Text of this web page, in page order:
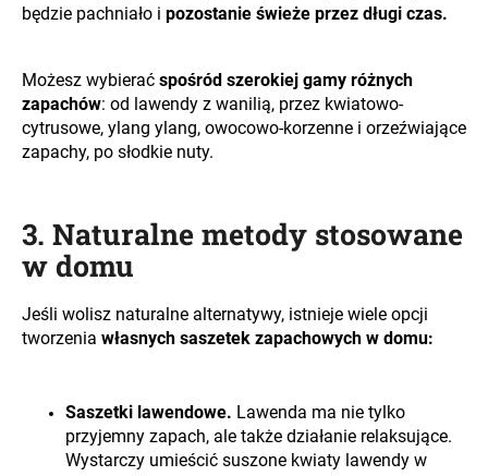
będzie pachniało i pozostanie świeże przez długi czas.
Możesz wybierać spośród szerokiej gamy różnych
zapachów: od lawendy z wanilią, przez kwiatowo-
cytrusowe, ylang ylang, owocowo-korzenne i orzeźwiające
zapachy, po słodkie nuty.
3. Naturalne metody stosowane
w domu
Jeśli wolisz naturalne alternatywy, istnieje wiele opcji
tworzenia własnych saszetek zapachowych w domu:
Saszetki lawendowe. Lawenda ma nie tylko
przyjemny zapach, ale także działanie relaksujące.
Wystarczy umieścić suszone kwiaty lawendy w